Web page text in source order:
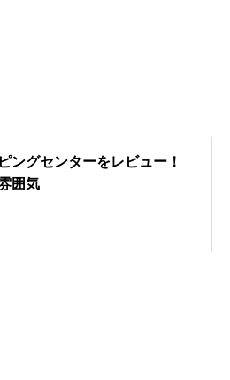
ングセンターをレビュー！
囲気